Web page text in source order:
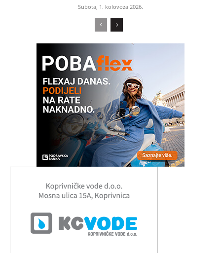
Subota, 1. kolovoza 2026.